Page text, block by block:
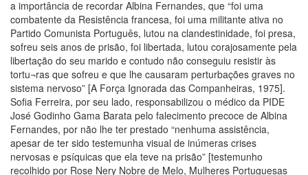
a importância de recordar Albina Fernandes, que “foi uma
combatente da Resistência francesa, foi uma militante ativa no
Partido Comunista Português, lutou na clandestinidade, foi presa,
sofreu seis anos de prisão, foi libertada, lutou corajosamente pela
libertação do seu marido e contudo não conseguiu resistir às
tortu¬ras que sofreu e que lhe causaram perturbações graves no
sistema nervoso” [A Força Ignorada das Companheiras, 1975].
Sofia Ferreira, por seu lado, responsabilizou o médico da PIDE
José Godinho Gama Barata pelo falecimento precoce de Albina
Fernandes, por não lhe ter prestado “nenhuma assistência,
apesar de ter sido testemunha visual de inúmeras crises
nervosas e psíquicas que ela teve na prisão” [testemunho
recolhido por Rose Nery Nobre de Melo, Mulheres Portuguesas